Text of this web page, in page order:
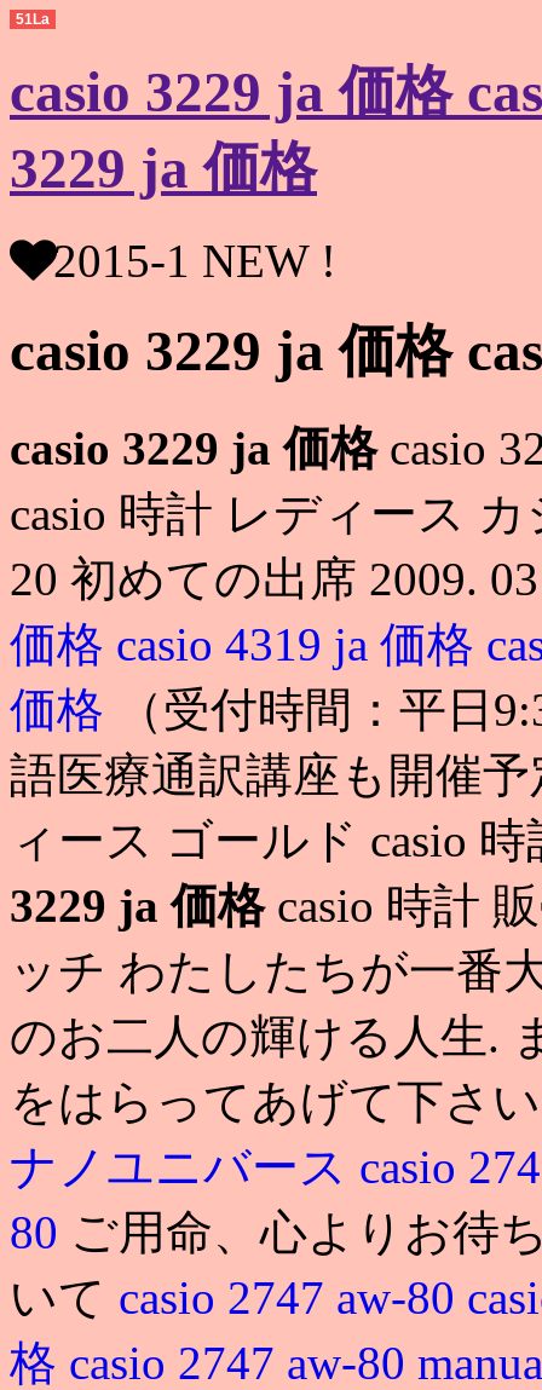
51La
casio 3229 ja 価格
3229 ja 価格
2015-1 NEW !
casio 3229 ja 価格
casio 3229 ja 価格casio
casio 時計 レディース
20 初めての出席 2009.
価格 casio 4319 ja 価格
価格
（受付時間：平日
語医療通訳講座も開催
ィース ゴールド casio
3229 ja 価格casio 時計
ッチ わたしたちが一番
のお二人の輝ける人生.
をはらってあげて下さ
ナノユニバース casio
80 ご用命、心よりお待
いて casio 2747 aw-80
格 casio 2747 aw-80